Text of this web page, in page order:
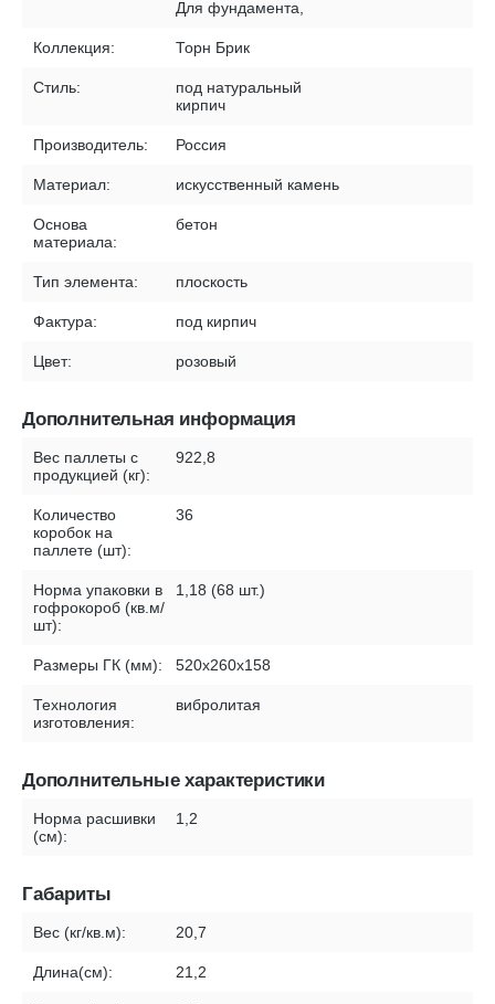
Для фундамента,
Коллекция: Торн Брик
Стиль:
под натуральный
кирпич
Производитель: Россия
Материал: искусственный камень
Основа
материала:
бетон
Тип элемента: плоскость
Фактура: под кирпич
Цвет: розовый
Дополнительная информация
Вес паллеты с
продукцией (кг):
922,8
Количество
коробок на
паллете (шт):
36
Норма упаковки в
гофрокороб (кв.м/
шт):
1,18 (68 шт.)
Размеры ГК (мм): 520х260х158
Технология
изготовления:
вибролитая
Дополнительные характеристики
Норма расшивки
(см):
1,2
Габариты
Вес (кг/кв.м): 20,7
Длина(см): 21,2